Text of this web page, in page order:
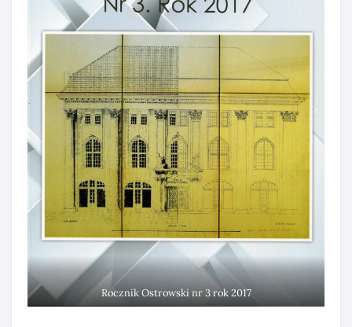
Rocznik Ostrowski nr 3 rok 2017